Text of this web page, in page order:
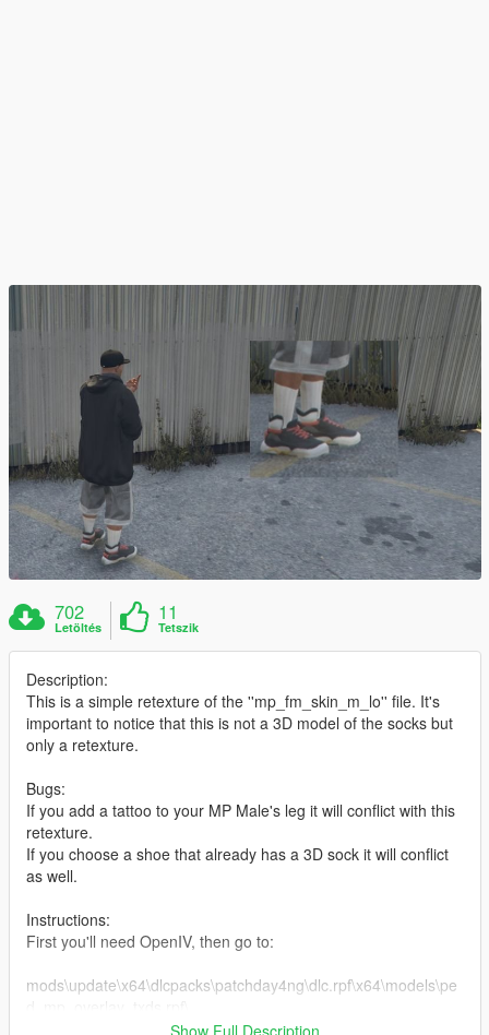
702
Letöltés
11
Tetszik
Description:
This is a simple retexture of the ''mp_fm_skin_m_lo'' file. It's
important to notice that this is not a 3D model of the socks but
only a retexture.
Bugs:
If you add a tattoo to your MP Male's leg it will conflict with this
retexture.
If you choose a shoe that already has a 3D sock it will conflict
as well.
Instructions:
First you'll need OpenIV, then go to:
mods\update\x64\dlcpacks\patchday4ng\dlc.rpf\x64\models\pe